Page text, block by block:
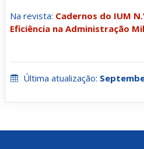
Na revista: Cadernos do IUM
Eficiência na Administração
Última atualização: